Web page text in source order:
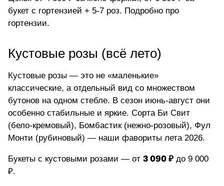
букет с гортензией + 5-7 роз. Подробно про
гортензии.
Кустовые розы (всё лето)
Кустовые розы — это не «маленькие»
классические, а отдельный вид со множеством
бутонов на одном стебле. В сезон июнь-август они
особенно стабильные и яркие. Сорта Би Свит
(бело-кремовый), Бомбастик (нежно-розовый), Фул
Монти (рубиновый) — наши фавориты лета 2026.
Букеты с кустовыми розами — от 3 090 ₽ до 9 000
₽.